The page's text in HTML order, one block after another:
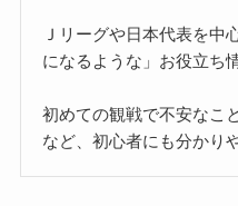
Ｊリーグや日本代表を中
になるような」お役立ち
初めての観戦で不安なこ
など、初心者にも分かり